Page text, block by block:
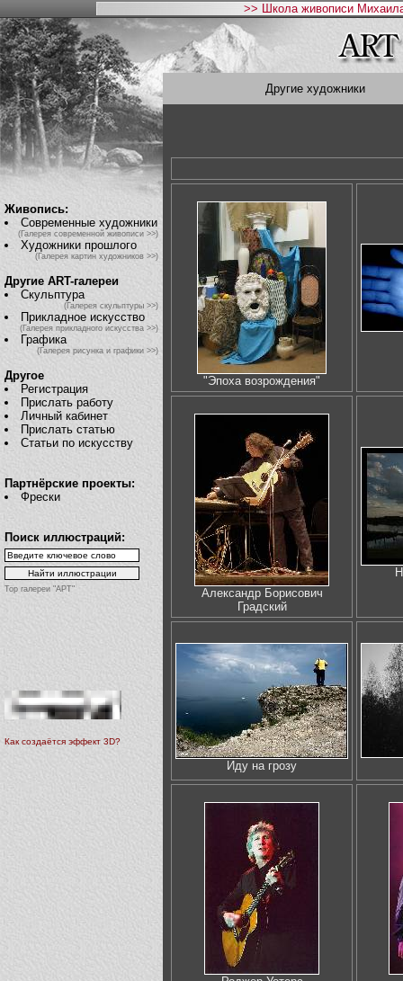
>> Школа живописи
Живопись:
Современные художники
(Галерея современной живописи >>)
Художники прошлого
(Галерея картин художников >>)
Другие ART-галереи
Скульптура
(Галерея скульптуры >>)
Прикладное искусство
(Галерея прикладного искусства >>)
Графика
(Галерея рисунка и графики >>)
Другое
Регистрация
Прислать работу
Личный кабинет
Прислать статью
Статьи по искусству
Партнёрские проекты:
Фрески
Поиск иллюстраций:
Top галереи "АРТ"
Как создаётся эффект 3D?
Другие художники
"Эпоха возрождения"
Александр Борисович
Градский
Иду на грозу